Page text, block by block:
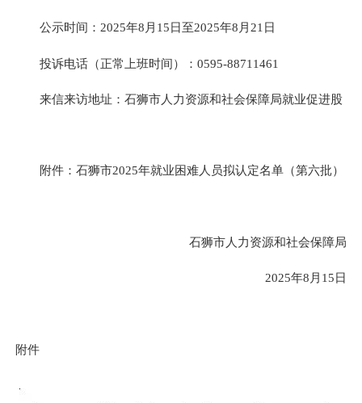
公示时间：2025年8月15日至2025年8月21日
投诉电话（正常上班时间）：0595-88711461
来信来访地址：石狮市人力资源和社会保障局就业促进股
附件：石狮市2025年就业困难人员拟认定名单（第六批）
石狮市人力资源和社会保障局
2025年8月15日
附件